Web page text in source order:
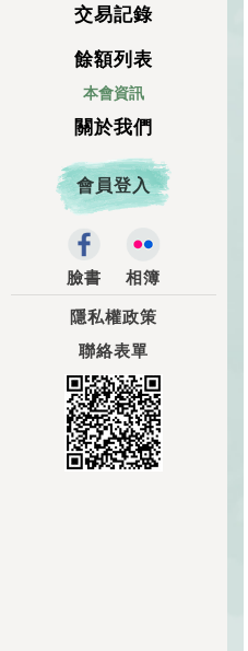
交易記錄
餘額列表
本會資訊
關於我們
會員登入
臉書 相簿
隱私權政策
聯絡表單